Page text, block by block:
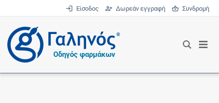
Είσοδος Δωρεάν εγγραφή Συνδρομή
®
Οδηγός φαρμάκων